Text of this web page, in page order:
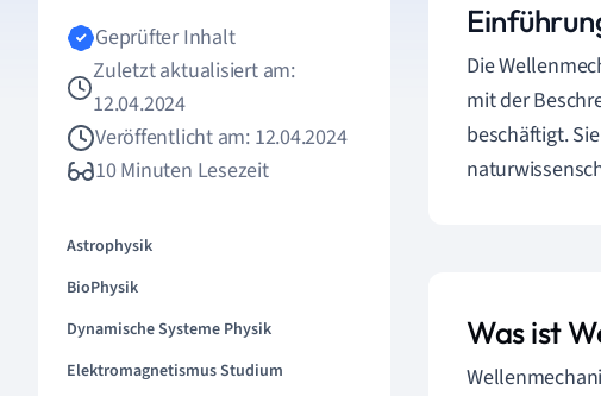
Geprüfter Inhalt
Zuletzt aktualisiert am:
12.04.2024
Veröffentlicht am: 12.04.2024
10 Minuten Lesezeit
Astrophysik
BioPhysik
Dynamische Systeme Physik
Elektromagnetismus Studium
Die
mit der
beschäftigt.
Was ist